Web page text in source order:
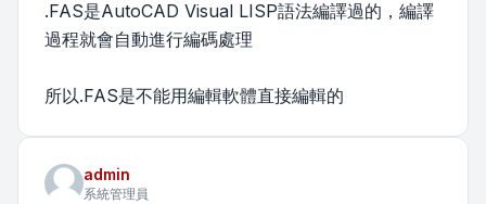
.FAS是AutoCAD Visual LISP語法編譯過的，編譯
過程就會自動進行編碼處理
所以.FAS是不能用編輯軟體直接編輯的
admin
系統管理員